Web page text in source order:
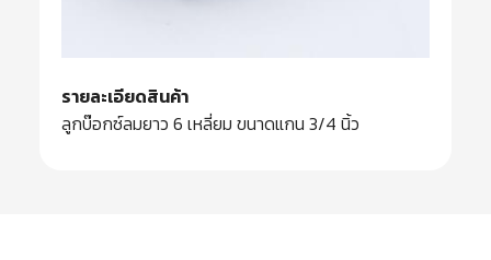
รายละเอียดสินค้า
ลูกบ๊อกซ์ลมยาว 6 เหลี่ยม ขนาดแกน 3/4 นิ้ว